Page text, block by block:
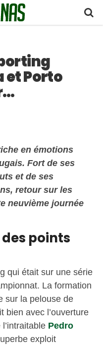
et Porto
en émotions
Fort de ses
et de ses
retour sur les
neuvième journée
points
qui était sur une série
La formation
sur la pelouse de
bien avec l’ouverture
Pedro
exploit